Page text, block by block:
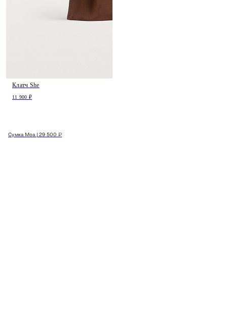
Клатч She
11 900 ₽
Сумка Moa | 29 500 ₽